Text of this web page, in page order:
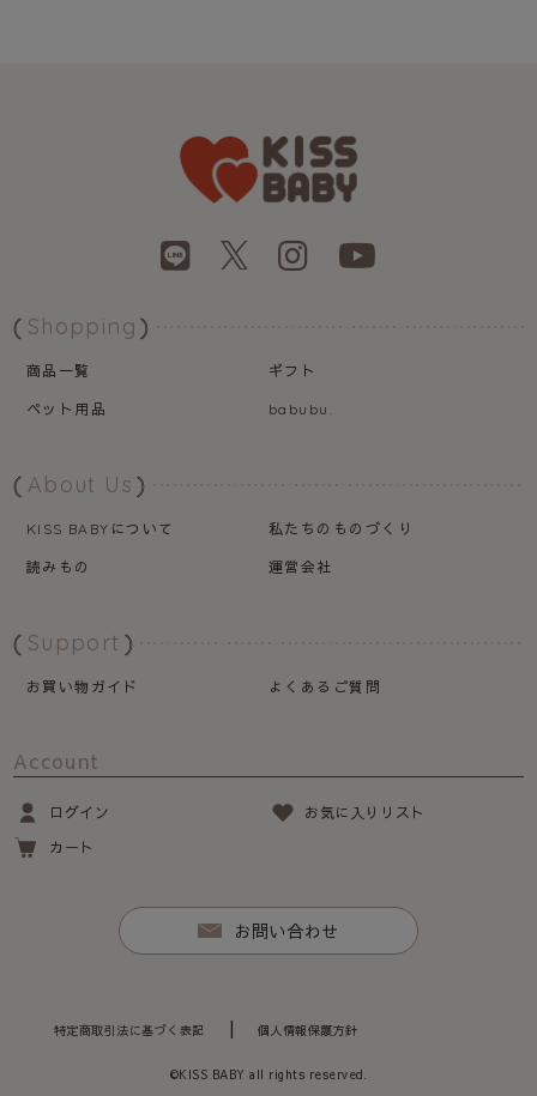
Shopping
商品一覧
ギフト
ペット用品
babubu.
About Us
KISS BABY について
私たちのものづくり
読みもの
運営会社
Support
お買い物ガイド よくあるご質問
Account
ログイン
お気に入りリスト
カート
お問い合わせ
©KISS BABY all rights reserved.
特定商取引法に基づく表記 個人情報保護方針